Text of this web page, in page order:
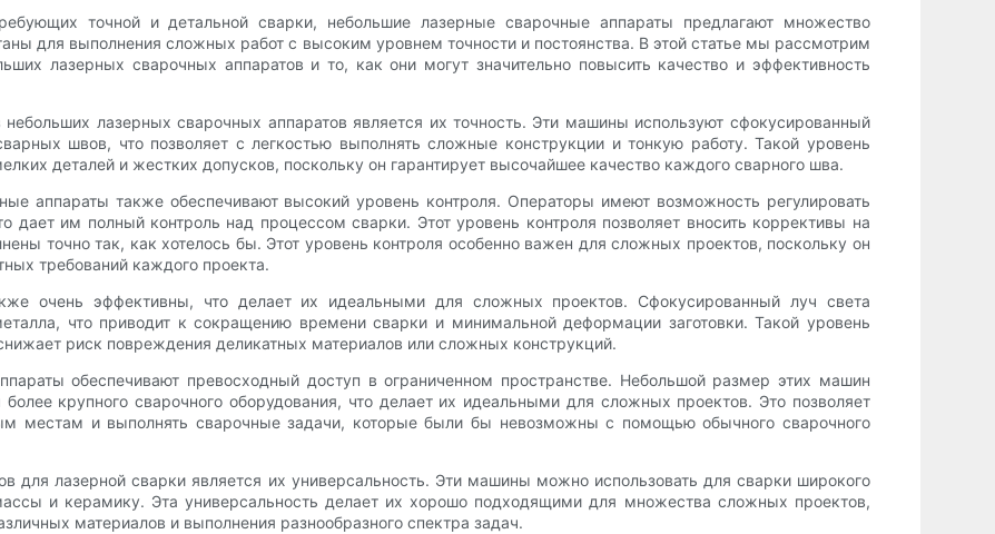
точной и детальной сварки, небольшие лазерные сварочные аппараты предлагают множество
для выполнения сложных работ с высоким уровнем точности и постоянства. В этой статье мы рассмотрим
лазерных сварочных аппаратов и то, как они могут значительно повысить качество и эффективность
лазерных сварочных аппаратов является их точность. Эти машины используют сфокусированный
швов, что позволяет с легкостью выполнять сложные конструкции и тонкую работу. Такой уровень
деталей и жестких допусков, поскольку он гарантирует высочайшее качество каждого сварного шва.
аппараты также обеспечивают высокий уровень контроля. Операторы имеют возможность регулировать
дает им полный контроль над процессом сварки. Этот уровень контроля позволяет вносить коррективы на
точно так, как хотелось бы. Этот уровень контроля особенно важен для сложных проектов, поскольку он
требований каждого проекта.
очень эффективны, что делает их идеальными для сложных проектов. Сфокусированный луч света
что приводит к сокращению времени сварки и минимальной деформации заготовки. Такой уровень
риск повреждения деликатных материалов или сложных конструкций.
обеспечивают превосходный доступ в ограниченном пространстве. Небольшой размер этих машин
крупного сварочного оборудования, что делает их идеальными для сложных проектов. Это позволяет
местам и выполнять сварочные задачи, которые были бы невозможны с помощью обычного сварочного
для лазерной сварки является их универсальность. Эти машины можно использовать для сварки широкого
и керамику. Эта универсальность делает их хорошо подходящими для множества сложных проектов,
материалов и выполнения разнообразного спектра задач.